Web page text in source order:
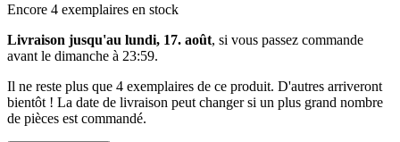
Encore 4 exemplaires en stock
Livraison jusqu'au lundi, 17. août, si vous passez commande
avant le dimanche à 23:59.
Il ne reste plus que 4 exemplaires de ce produit. D'autres arriveront
bientôt ! La date de livraison peut changer si un plus grand nombre
de pièces est commandé.